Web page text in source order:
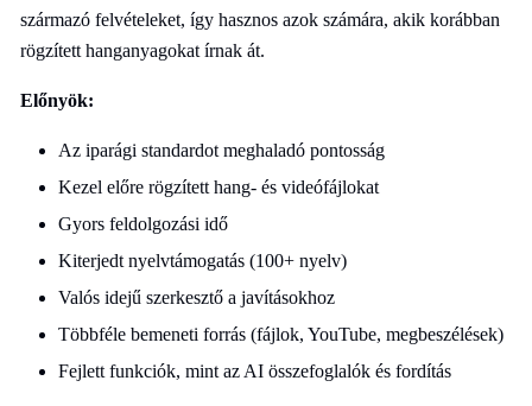
származó felvételeket, így hasznos azok számára, akik korábban
rögzített hanganyagokat írnak át.
Előnyök:
Az iparági standardot meghaladó pontosság
Kezel előre rögzített hang- és videófájlokat
Gyors feldolgozási idő
Kiterjedt nyelvtámogatás (100+ nyelv)
Valós idejű szerkesztő a javításokhoz
Többféle bemeneti forrás (fájlok, YouTube, megbeszélések)
Fejlett funkciók, mint az AI összefoglalók és fordítás